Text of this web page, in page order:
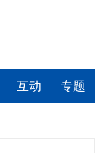
互动 专题